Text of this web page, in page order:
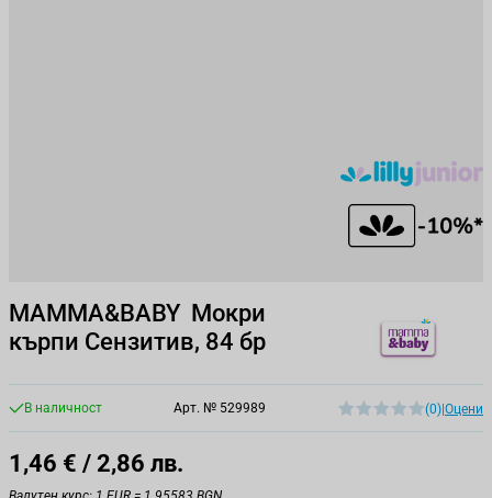
MAMMA&BABY Мокри
кърпи Сензитив, 84 бр
В наличност Арт. № 529989 (0)|Оцени
1,46 € / 2,86 лв.